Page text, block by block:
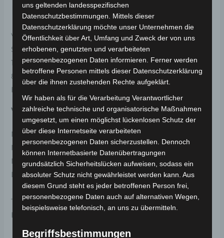
Herstellerinformationen
Volta Motor Sanayi Ticaret A.Ş
Selamlar Köyü Selamlar Mevkii, OSB 1. Sokak Blok No:
10
81850 Gümüşova/Düzce, Türkei
E-Mail:
Verantwortliche Person in der EU
MC | Fahrzeugteile
Muhammet Calik
Maulbeerweg 30
D-63477 Maintal
Telefon: +49 6181 3698350
E-Mail:
uns geltenden landesspezifischen
Datenschutzbestimmungen. Mittels dieser
Datenschutzerklärung möchte unser Unternehmen die
Öffentlichkeit über Art, Umfang und Zweck der von uns
erhobenen, genutzten und verarbeiteten
personenbezogenen Daten informieren. Ferner werden
betroffene Personen mittels dieser Datenschutzerklärung
über die ihnen zustehenden Rechte aufgeklärt.
Wir haben als für die Verarbeitung Verantwortlicher
zahlreiche technische und organisatorische Maßnahmen
umgesetzt, um einen möglichst lückenlosen Schutz der
über diese Internetseite verarbeiteten
personenbezogenen Daten sicherzustellen. Dennoch
können Internetbasierte Datenübertragungen
grundsätzlich Sicherheitslücken aufweisen, sodass ein
absoluter Schutz nicht gewährleistet werden kann. Aus
diesem Grund steht es jeder betroffenen Person frei,
personenbezogene Daten auch auf alternativen Wegen,
beispielsweise telefonisch, an uns zu übermitteln.
Begriffsbestimmungen